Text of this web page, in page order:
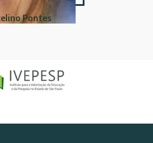
Pontes